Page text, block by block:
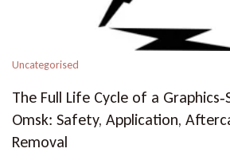
Uncategorised
The Full Life Cycle of a
Omsk: Safety, Application,
Removal